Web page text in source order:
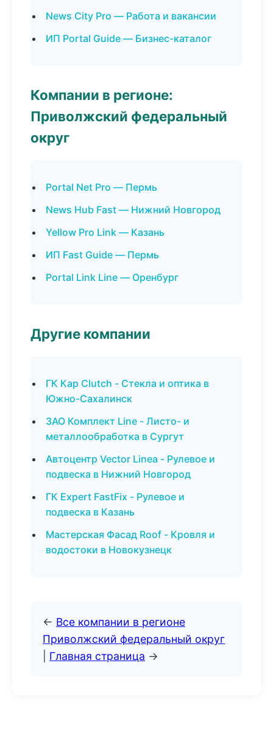
News City Pro — Работа и вакансии
ИП Portal Guide — Бизнес-каталог
Компании в регионе:
Приволжский федеральный
округ
Portal Net Pro — Пермь
News Hub Fast — Нижний Новгород
Yellow Pro Link — Казань
ИП Fast Guide — Пермь
Portal Link Line — Оренбург
Другие компании
ГК Кар Clutch - Стекла и оптика в
Южно-Сахалинск
ЗАО Комплект Line - Листо- и
металлообработка в Сургут
Автоцентр Vector Linea - Рулевое и
подвеска в Нижний Новгород
ГК Expert FastFix - Рулевое и
подвеска в Казань
Мастерская Фасад Roof - Кровля и
водостоки в Новокузнецк
← Все компании в регионе
Приволжский федеральный округ
Главная страница →